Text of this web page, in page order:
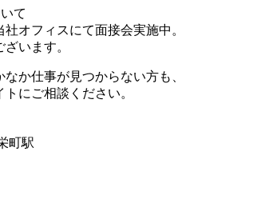
て
オフィスにて面接会実施中。
います。
か仕事が見つからない方も、
にご相談ください。
町駅